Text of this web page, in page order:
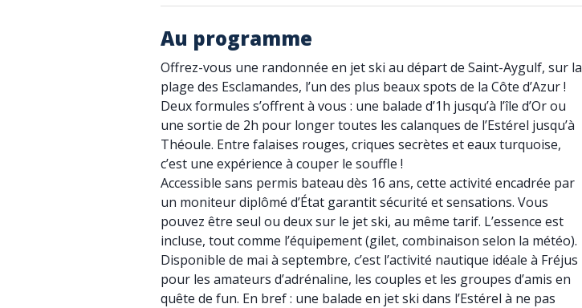
Au programme
Offrez-vous une randonnée en jet ski au départ de Saint-Aygulf, sur la
plage des Esclamandes, l’un des plus beaux spots de la Côte d’Azur !
Deux formules s’offrent à vous : une balade d’1h jusqu’à l’île d’Or ou
une sortie de 2h pour longer toutes les calanques de l’Estérel jusqu’à
Théoule. Entre falaises rouges, criques secrètes et eaux turquoise,
c’est une expérience à couper le souffle !
Accessible sans permis bateau dès 16 ans, cette activité encadrée par
un moniteur diplômé d’État garantit sécurité et sensations. Vous
pouvez être seul ou deux sur le jet ski, au même tarif. L’essence est
incluse, tout comme l’équipement (gilet, combinaison selon la météo).
Disponible de mai à septembre, c’est l’activité nautique idéale à Fréjus
pour les amateurs d’adrénaline, les couples et les groupes d’amis en
quête de fun. En bref : une balade en jet ski dans l’Estérel à ne pas